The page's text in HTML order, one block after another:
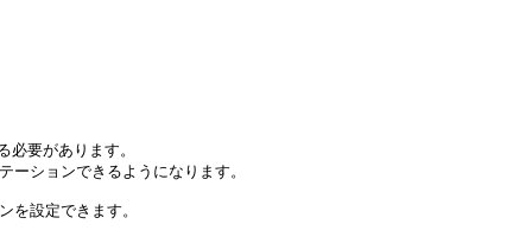
要があります。
ションできるようになります。
設定できます。